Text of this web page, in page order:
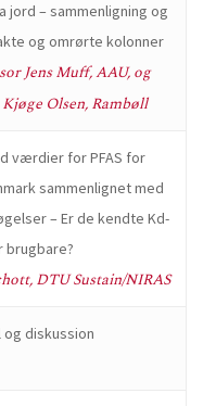
jord – sammenligning og
og omrørte kolonner
Jens Muff, AAU, og
Olsen, Rambøll
værdier for PFAS for
sammenlignet med
– Er de kendte Kd-
DTU Sustain/NIRAS
og diskussion